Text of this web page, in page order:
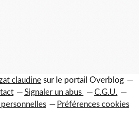
claudinesur le portail Overblog
Signaler un abus
C.G.U.
Préférences cookies